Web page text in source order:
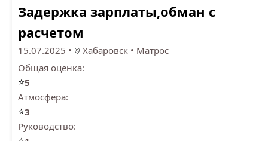
Задержка зарплаты,обман с
расчетом
15.07.2025 • Хабаровск • Матрос
Общая оценка:
⭐5
Атмосфера:
⭐3
Руководство: